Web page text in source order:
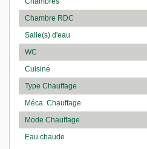
Chambre RDC
Salle(s) d'eau
WC
Cuisine
Type Chauffage
Méca. Chauffage
Mode Chauffage
Eau chaude